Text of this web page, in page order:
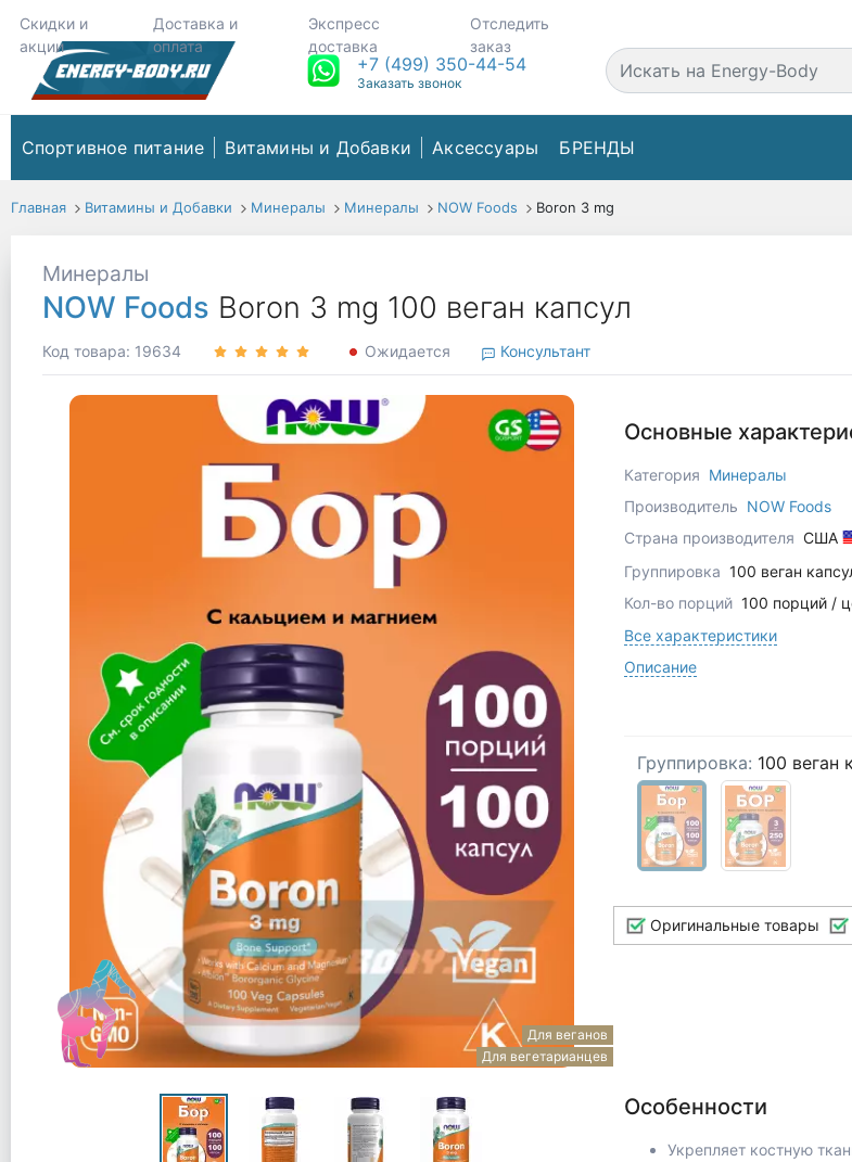
Скидки и
акции
Доставка и
оплата
Экспресс
доставка
Отследить
заказ
+7 (499) 350-44-54
Заказать звонок
Спортивное питание Витамины и Добавки Аксессуары БРЕНДЫ
Главная Витамины и Добавки Минералы Минералы NOW Foods Boron 3 mg
Минералы
NOW Foods Boron 3 mg 100 веган капсул
Код товара: 19634 Ожидается Консультант
Для веганов
Для вегетарианцев
Основные
Категория Минералы
Производитель NOW Foods
Страна производителя США
Группировка 100 веган
Кол-во порций 100 порций /
Все характеристики
Описание
Группировка: 100 веган
Оригинальные товары
Особенности
Укрепляет костную